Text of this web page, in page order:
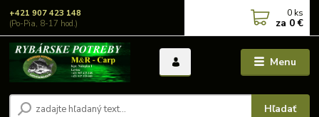
Menu
Hľadať
+421 907 423 148
(Po-Pia, 8-17 hod.)
0 ks
za 0 €